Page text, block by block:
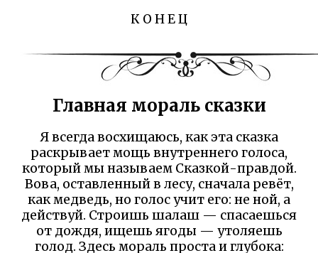
К О Н Е Ц
Главная мораль сказки
Я всегда восхищаюсь, как эта сказка
раскрывает мощь внутреннего голоса,
который мы называем Сказкой-правдой.
Вова, оставленный в лесу, сначала ревёт,
как медведь, но голос учит его: не ной, а
действуй. Строишь шалаш — спасаешься
от дождя, ищешь ягоды — утоляешь
голод. Здесь мораль проста и глубока: